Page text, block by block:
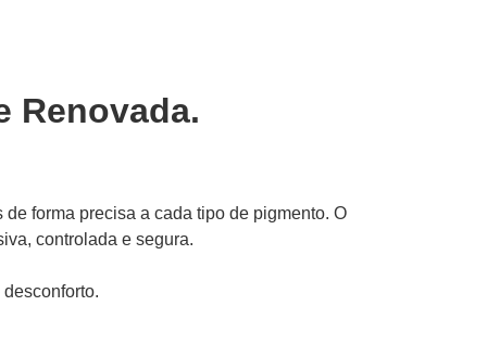
Renovada.
forma precisa a cada tipo de pigmento. O
controlada e segura.